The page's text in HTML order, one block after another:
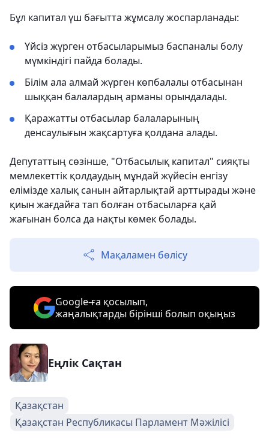
Бұл капитал үш бағытта жұмсалу жоспарланады:
Үйсіз жүрген отбасыларымыз баспаналы болу
мүмкіндігі пайда болады.
Білім ала алмай жүрген көпбалалы отбасынан
шыққан балалардың арманы орындалады.
Қаражатты отбасылар балаларының
денсаулығын жақсартуға қолдана алады.
Депутаттың сөзінше, "Отбасылық капитал" сияқты
мемлекеттік қолдаудың мұндай жүйесін енгізу
елімізде халық санын айтарлықтай арттырады және
қиын жағдайға тап болған отбасыларға қай
жағынан болса да нақты көмек болады.
Мақаламен бөлісу
Google-ға қосылып,
жаңалықтарды бірінші болып оқыңыз
Еңлік Сақтан
Қазақстан
Қазақстан Республикасы Парламент Мәжілісі